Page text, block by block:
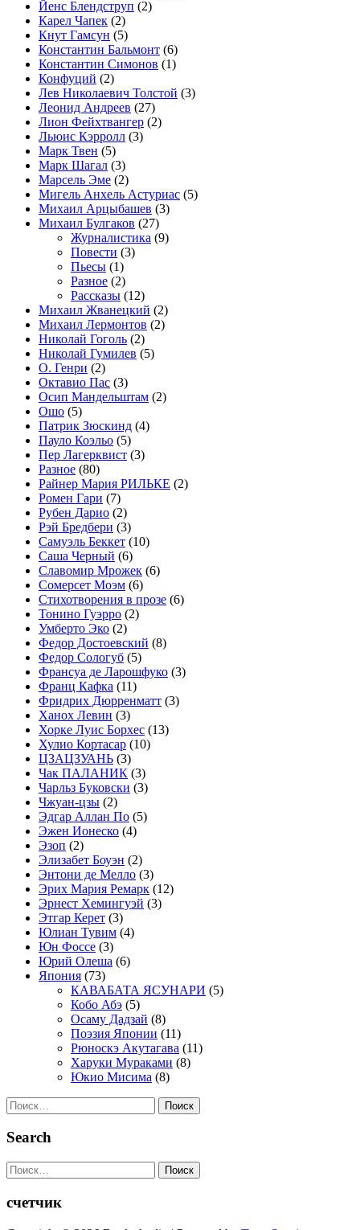
Йенс Блендструп (2)
Карел Чапек (2)
Кнут Гамсун (5)
Константин Бальмонт (6)
Константин Симонов (1)
Конфуций (2)
Лев Николаевич Толстой (3)
Леонид Андреев (27)
Лион Фейхтвангер (2)
Льюис Кэрролл (3)
Марк Твен (5)
Марк Шагал (3)
Марсель Эме (2)
Мигель Анхель Астуриас (5)
Михаил Арцыбашев (3)
Михаил Булгаков (27)
Журналистика (9)
Повести (3)
Пьесы (1)
Разное (2)
Рассказы (12)
Михаил Жванецкий (2)
Михаил Лермонтов (2)
Николай Гоголь (2)
Николай Гумилев (5)
О. Генри (2)
Октавио Пас (3)
Осип Мандельштам (2)
Ошо (5)
Патрик Зюскинд (4)
Пауло Коэльо (5)
Пер Лагерквист (3)
Разное (80)
Райнер Мария РИЛЬКЕ (2)
Ромен Гари (7)
Рубен Дарио (2)
Рэй Бредбери (3)
Самуэль Беккет (10)
Саша Черный (6)
Славомир Мрожек (6)
Сомерсет Моэм (6)
Стихотворения в прозе (6)
Тонино Гуэрро (2)
Умберто Эко (2)
Федор Достоевский (8)
Федор Сологуб (5)
Франсуа де Ларошфуко (3)
Франц Кафка (11)
Фридрих Дюрренматт (3)
Ханох Левин (3)
Хорке Луис Борхес (13)
Хулио Кортасар (10)
ЦЗАЦЗУАНЬ (3)
Чак ПАЛАНИК (3)
Чарльз Буковски (3)
Чжуан-цзы (2)
Эдгар Аллан По (5)
Эжен Ионеско (4)
Эзоп (2)
Элизабет Боуэн (2)
Энтони де Мелло (3)
Эрих Мария Ремарк (12)
Эрнест Хемингуэй (3)
Этгар Керет (3)
Юлиан Тувим (4)
Юн Фоссе (3)
Юрий Олеша (6)
Япония (73)
КАВАБАТА ЯСУНАРИ (5)
Кобо Абэ (5)
Осаму Дадзай (8)
Поэзия Японии (11)
Рюноскэ Акутагава (11)
Харуки Мураками (8)
Юкио Мисима (8)
Найти:
Search
Найти:
счетчик